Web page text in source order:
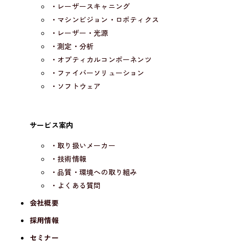
お知らせ
当社社名等をかたった迷惑メール、詐欺メールにご注意く
2024.10.09 イベント
2024.10.09 イベント
Photonix（光・レーザー技術展）2024 出展のお知らせ
2024.10.07
・レーザースキャニング
・マシンビジョン・ロボティクス
・レーザー・光源
・測定・分析
・オプティカルコンポーネンツ
・ファイバーソリューション
・ソフトウェア
サービス案内
・取り扱いメーカー
・技術情報
・品質・環境への取り組み
・よくある質問
会社概要
採用情報
セミナー